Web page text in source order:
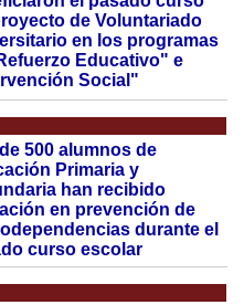
de Voluntariado
en los programas
Educativo" e
Social"
500 alumnos de
Primaria y
han recibido
en prevención de
durante el
curso escolar